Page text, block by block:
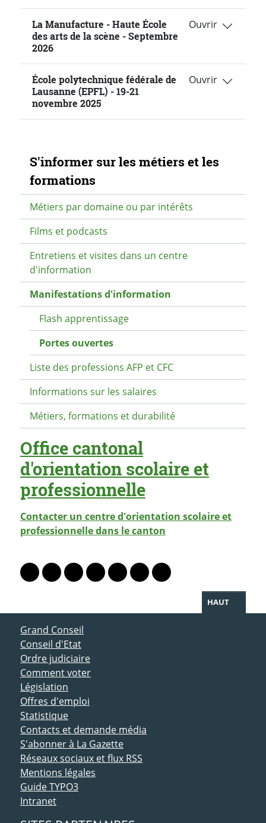
La Manufacture - Haute École
des arts de la scène - Septembre
2026
École polytechnique fédérale de
Lausanne (EPFL) - 19-21
novembre 2025
Navigation secondaire
S'informer sur les métiers et les
formations
Métiers par domaine ou par intérêts
Films et podcasts
Entretiens et visites dans un centre
d'information
Manifestations d'information
Flash apprentissage
Portes ouvertes
Liste des professions AFP et CFC
Informations sur les salaires
Métiers, formations et durabilité
Office cantonal
d'orientation scolaire et
professionnelle
Contacter un centre d'orientation scolaire et
professionnelle dans le canton
Lien vers le profil Mastodon
Lien vers le profil Bluesky
Lien vers le profil Instagram
Lien vers le profil Linkedin
Lien vers le profil Facebook
Lien vers le profil Twitter
Partager par WhatsApp
HAUT
ACCÈS DIRECT
Grand Conseil
Conseil d'Etat
Ordre judiciaire
Comment voter
Législation
Offres d'emploi
Statistique
Contacts et demande média
S'abonner à La Gazette
Réseaux sociaux et flux RSS
Mentions légales
Guide TYPO3
Intranet